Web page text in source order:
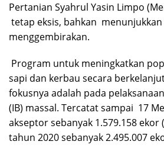
Pertanian Syahrul Yasin Limpo
tetap eksis, bahkan menunjukkan
menggembirakan.
Program untuk meningkatkan
sapi dan kerbau secara
fokusnya adalah pada
(IB) massal. Tercatat sampai 17
akseptor sebanyak 1.579.158 ekor
tahun 2020 sebanyak 2.495.007